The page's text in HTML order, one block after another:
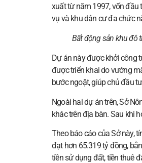
xuất từ năm 1997, vốn đầu
vụ và khu dân cư đa chức
Bất động sản khu đô
Dự án này được khởi công
được triển khai do vướng
bước ngoặt, giúp chủ đầu
Ngoài hai dự án trên, Sở
khác trên địa bàn. Sau khi
Theo báo cáo của Sở này,
đạt hơn 65.319 tỷ đồng,
tiền sử dụng đất, tiền thuê